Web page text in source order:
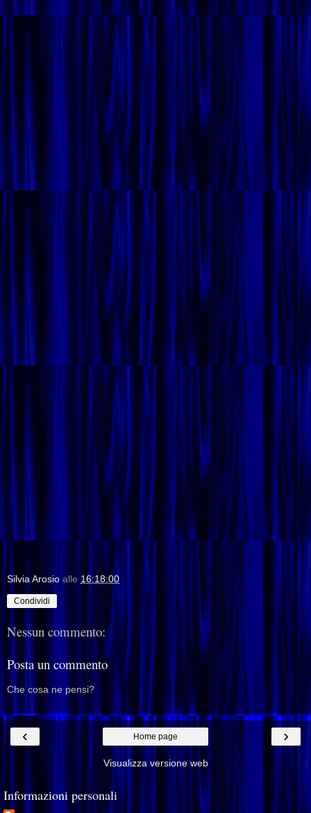
Silvia Arosio alle 16:18:00
Condividi
Nessun commento:
Posta un commento
Che cosa ne pensi?
‹ ›
Home page
Visualizza versione web
Informazioni personali